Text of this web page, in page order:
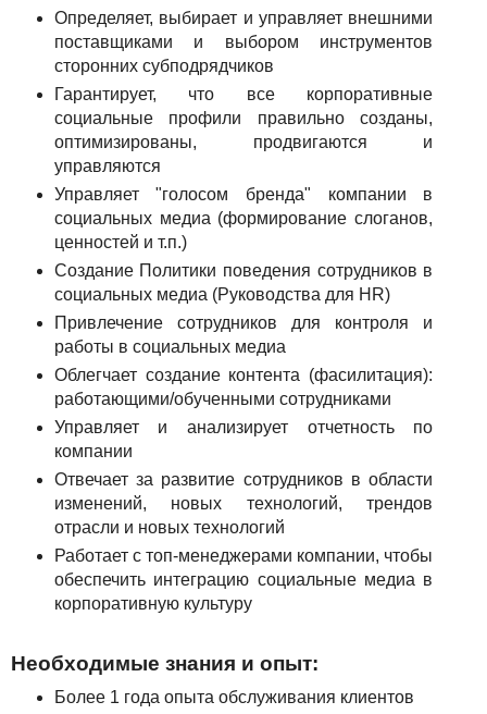
Определяет, выбирает и управляет внешними
поставщиками и выбором инструментов
сторонних субподрядчиков
Гарантирует, что все корпоративные
социальные профили правильно созданы,
оптимизированы, продвигаются и
управляются
Управляет "голосом бренда" компании в
социальных медиа (формирование слоганов,
ценностей и т.п.)
Создание Политики поведения сотрудников в
социальных медиа (Руководства для HR)
Привлечение сотрудников для контроля и
работы в социальных медиа
Облегчает создание контента (фасилитация):
работающими/обученными сотрудниками
Управляет и анализирует отчетность по
компании
Отвечает за развитие сотрудников в области
изменений, новых технологий, трендов
отрасли и новых технологий
Работает с топ-менеджерами компании, чтобы
обеспечить интеграцию социальные медиа в
корпоративную культуру
Необходимые знания и опыт:
Более 1 года опыта обслуживания клиентов